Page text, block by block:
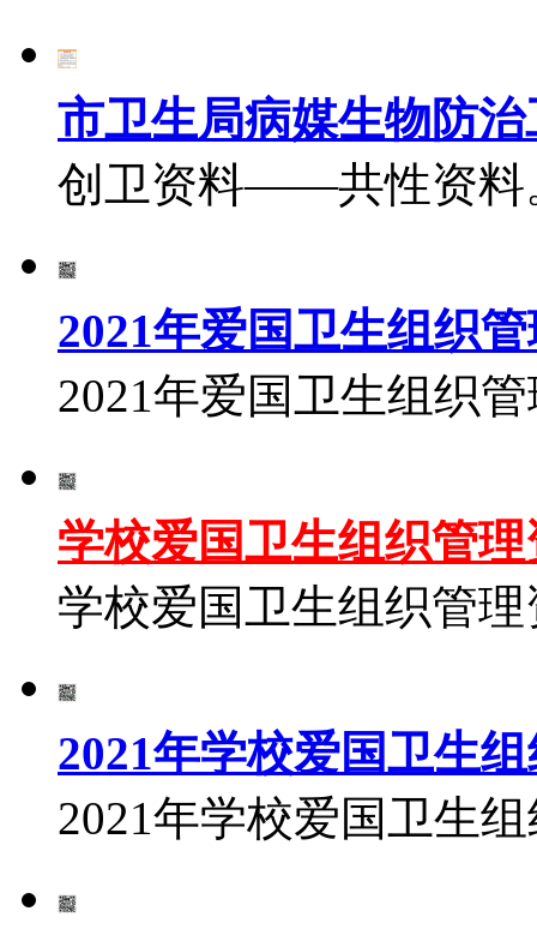
市卫生局病媒生物防
创卫资料——共性资料
2021年爱国卫生组织
2021年爱国卫生组织
学校爱国卫生组织管
学校爱国卫生组织管
2021年学校爱国卫生
2021年学校爱国卫生